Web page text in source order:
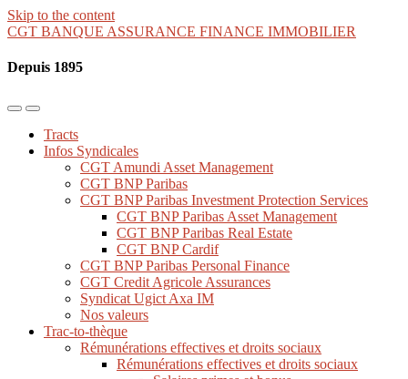
Skip to the content
CGT BANQUE ASSURANCE FINANCE IMMOBILIER
Depuis 1895
Toggle
mobile
menu
Toggle
the
search
field
Tracts
Infos Syndicales
CGT Amundi Asset Management
CGT BNP Paribas
CGT BNP Paribas Investment Protection Services
CGT BNP Paribas Asset Management
CGT BNP Paribas Real Estate
CGT BNP Cardif
CGT BNP Paribas Personal Finance
CGT Credit Agricole Assurances
Syndicat Ugict Axa IM
Nos valeurs
Trac-to-thèque
Rémunérations effectives et droits sociaux
Rémunérations effectives et droits sociaux